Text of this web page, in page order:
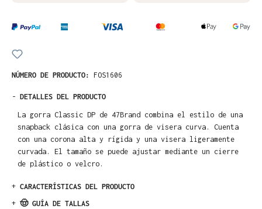
NÚMERO DE PRODUCTO: FOS1606
- DETALLES DEL PRODUCTO
La gorra Classic DP de 47Brand combina el estilo de una
snapback clásica con una gorra de visera curva. Cuenta
con una corona alta y rígida y una visera ligeramente
curvada. El tamaño se puede ajustar mediante un cierre
de plástico o velcro.
+ CARACTERÍSTICAS DEL PRODUCTO
+ 🤠 GUÍA DE TALLAS